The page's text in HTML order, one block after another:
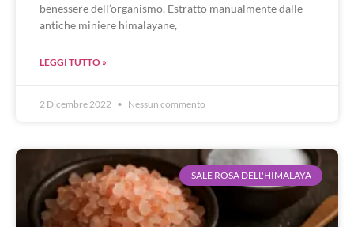
benessere dell’organismo. Estratto manualmente dalle
antiche miniere himalayane,
LEGGI TUTTO »
2 Dicembre 2022 Nessun commento
SALE ROSA DELL'HIMALAYA